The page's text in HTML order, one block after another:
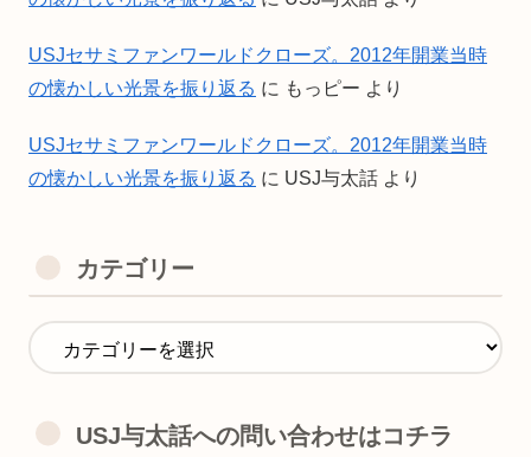
USJセサミファンワールドクローズ。2012年開業当時
の懐かしい光景を振り返る に もっピー より
USJセサミファンワールドクローズ。2012年開業当時
の懐かしい光景を振り返る に USJ与太話 より
カテゴリー
USJ与太話への問い合わせはコチラ